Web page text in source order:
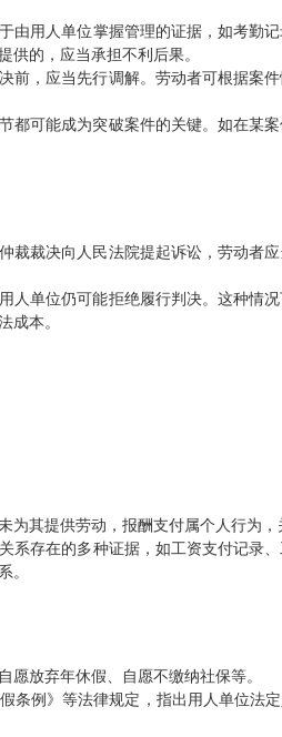
于由用人单位掌握管理的证据，如考勤
供的，应当承担不利后果。
前，应当先行调解。劳动者可根据案
都可能成为突破案件的关键。如在某
裁裁决向人民法院提起诉讼，劳动者
人单位仍可能拒绝履行判决。这种情
成本。
为其提供劳动，报酬支付属个人行为，
系存在的多种证据，如工资支付记录
。
愿放弃年休假、自愿不缴纳社保等。
条例》等法律规定，指出用人单位